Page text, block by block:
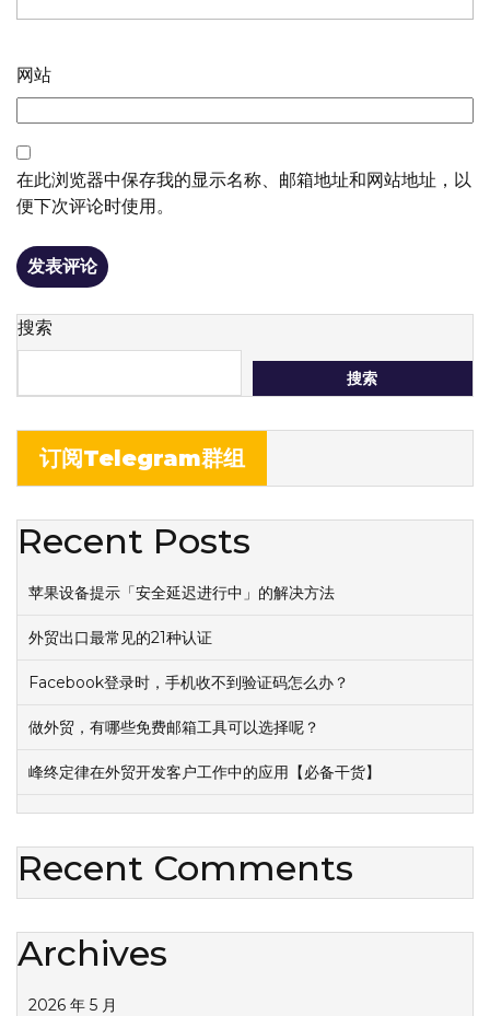
网站
在此浏览器中保存我的显示名称、邮箱地址和网站地址，以
便下次评论时使用。
搜索
搜索
订阅Telegram群组
Recent Posts
苹果设备提示「安全延迟进行中」的解决方法
外贸出口最常见的21种认证
Facebook登录时，手机收不到验证码怎么办？
做外贸，有哪些免费邮箱工具可以选择呢？
峰终定律在外贸开发客户工作中的应用【必备干货】
Recent Comments
Archives
2026 年 5 月